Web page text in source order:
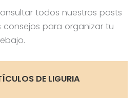
todos nuestros posts
para organizar tu
DE LIGURIA